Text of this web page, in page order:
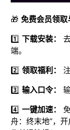
🎁免费会员领取
1️⃣下载安装：
端。
2️⃣领取福利：
3️⃣输入口令：
4️⃣一键加速：
舟：终末地”，